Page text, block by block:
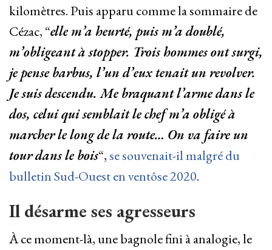
kilomètres. Puis apparu comme la sommaire de
Cézac, “elle m’a heurté, puis m’a doublé,
m’obligeant à stopper. Trois hommes ont surgi,
je pense barbus, l’un d’eux tenait un revolver.
Je suis descendu. Me braquant l’arme dans le
dos, celui qui semblait le chef m’a obligé à
marcher le long de la route… On va faire un
tour dans le bois“,se souvenait-il malgré du
bulletin Sud-Ouest en ventôse 2020.
Il désarme ses agresseurs
À ce moment-là, une bagnole fini à analogie, le